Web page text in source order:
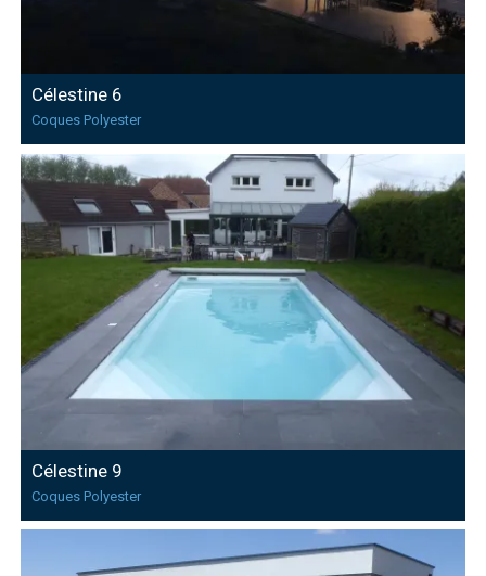
Célestine 6
Coques Polyester
Célestine 9
Coques Polyester